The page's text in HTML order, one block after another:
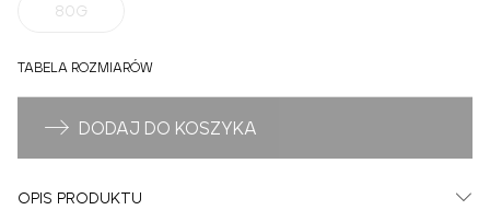
80G
TABELA ROZMIARÓW
DODAJ DO KOSZYKA
OPIS PRODUKTU